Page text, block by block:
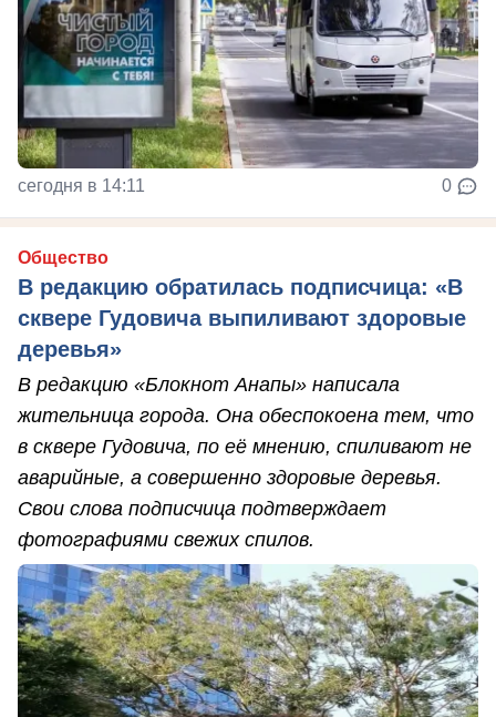
сегодня в 14:11 0
Общество
В редакцию обратилась подписчица: «В
сквере Гудовича выпиливают здоровые
деревья»
В редакцию «Блокнот Анапы» написала
жительница города. Она обеспокоена тем, что
в сквере Гудовича, по её мнению, спиливают не
аварийные, а совершенно здоровые деревья.
Свои слова подписчица подтверждает
фотографиями свежих спилов.